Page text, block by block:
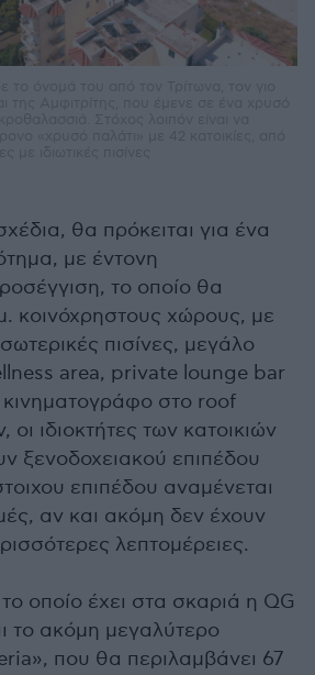
θα πρόκειται για ένα
με έντονη
το οποίο θα
κοινόχρηστους χώρους, με
πισίνες, μεγάλο
area, private lounge bar
κινηματογράφο στο roof
ιδιοκτήτες των κατοικιών
ξενοδοχειακού επιπέδου
επιπέδου αναμένεται
αν και ακόμη δεν έχουν
λεπτομέρειες.
οποίο έχει στα σκαριά η QG
το ακόμη μεγαλύτερο
που θα περιλαμβάνει 67